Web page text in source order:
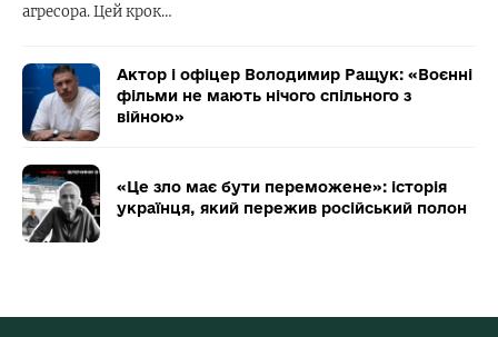
агресора. Цей крок…
Актор і офіцер Володимир Ращук: «Воєнні
фільми не мають нічого спільного з
війною»
«Це зло має бути переможене»: історія
українця, який пережив російський полон